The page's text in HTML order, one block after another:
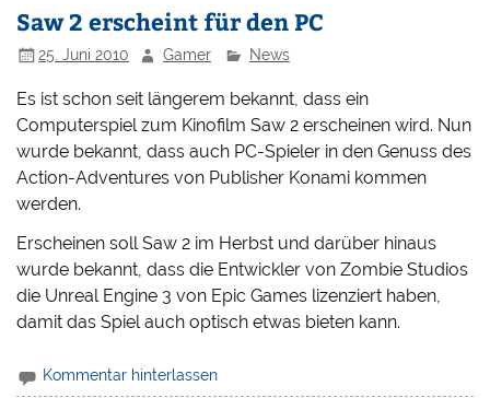
Saw 2 erscheint für den PC
25. Juni 2010 Gamer News
Es ist schon seit längerem bekannt, dass ein
Computerspiel zum Kinofilm Saw 2 erscheinen wird. Nun
wurde bekannt, dass auch PC-Spieler in den Genuss des
Action-Adventures von Publisher Konami kommen
werden.
Erscheinen soll Saw 2 im Herbst und darüber hinaus
wurde bekannt, dass die Entwickler von Zombie Studios
die Unreal Engine 3 von Epic Games lizenziert haben,
damit das Spiel auch optisch etwas bieten kann.
Kommentar hinterlassen